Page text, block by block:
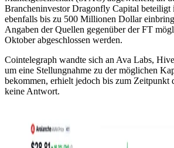
Brancheninvestor Dragonfly Capital beteiligt
ebenfalls bis zu 500 Millionen Dollar
Angaben der Quellen gegenüber der FT
Oktober abgeschlossen werden.
Cointelegraph wandte sich an Ava Labs,
um eine Stellungnahme zu der möglichen
bekommen, erhielt jedoch bis zum Zeitpunkt
keine Antwort.